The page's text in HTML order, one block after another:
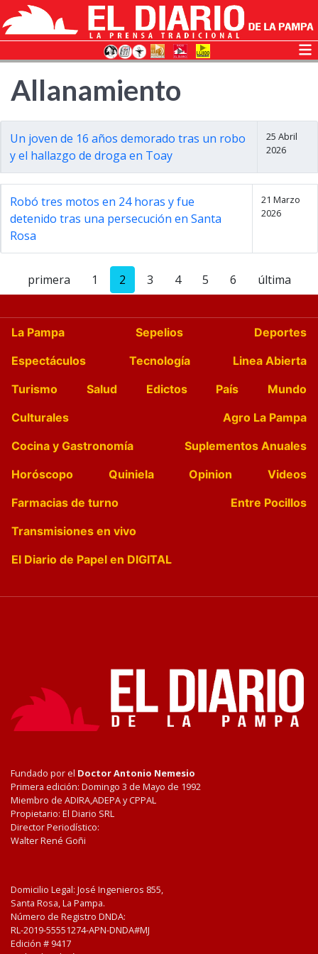
Allanamiento
Un joven de 16 años demorado tras un robo
y el hallazgo de droga en Toay
25 Abril
2026
Robó tres motos en 24 horas y fue
detenido tras una persecución en Santa
Rosa
21 Marzo
2026
primera 1 2 3 4 5 6 última
La Pampa Sepelios
Deportes
Espectáculos
Tecnología
Linea Abierta
Turismo
Salud Edictos País
Mundo
Culturales
Agro La Pampa
Cocina y Gastronomía
Suplementos Anuales
Horóscopo
Quiniela Opinion
Videos
Farmacias de turno
Entre Pocillos
Transmisiones en vivo
El Diario de Papel en DIGITAL
Fundado por el Doctor Antonio Nemesio
Primera edición: Domingo 3 de Mayo de 1992
Miembro de ADIRA,ADEPA y CPPAL
Propietario: El Diario SRL
Director Periodístico:
Walter René Goñi
Domicilio Legal: José Ingenieros 855,
Santa Rosa, La Pampa.
Número de Registro DNDA:
RL-2019-55551274-APN-DNDA#MJ
Edición # 9417